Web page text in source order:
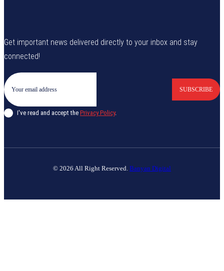
Get important news delivered directly to your inbox and stay
connected!
SUBSCRIBE
I've read and accept the Privacy Policy.
© 2026 All Right Reserved. Banyan Digital